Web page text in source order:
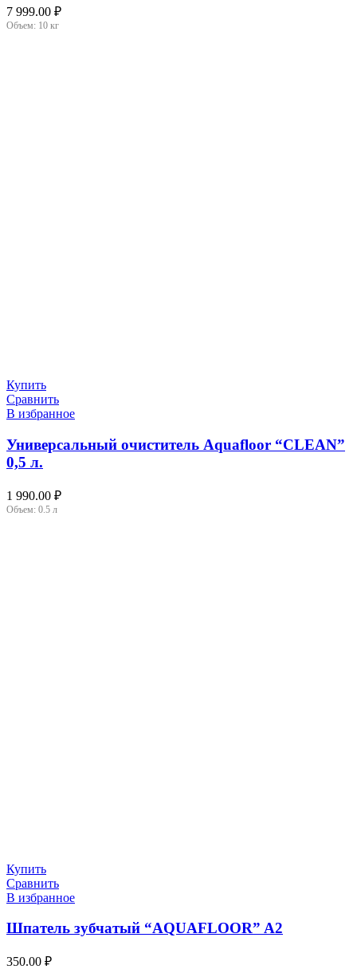
7 999.00 ₽
Объем: 10 кг
Купить
Сравнить
В избранное
Универсальный очиститель Aquafloor “CLEAN”
0,5 л.
1 990.00 ₽
Объем: 0.5 л
Купить
Сравнить
В избранное
Шпатель зубчатый “AQUAFLOOR” A2
350.00 ₽